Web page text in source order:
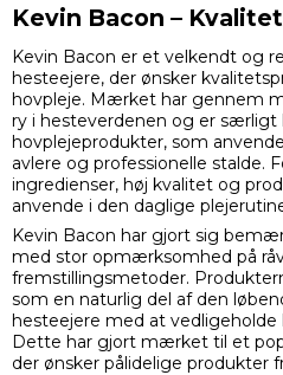
Kevin Bacon –
Kevin Bacon er et velkendt og
hesteejere, der ønsker
hovpleje. Mærket har gennem
ry i hesteverdenen og er særligt
hovplejeprodukter, som
avlere og professionelle stalde.
ingredienser, høj kvalitet og
anvende i den daglige
Kevin Bacon har gjort sig
med stor opmærksomhed på
fremstillingsmetoder.
som en naturlig del af den
hesteejere med at
Dette har gjort mærket til et
der ønsker pålidelige produkter